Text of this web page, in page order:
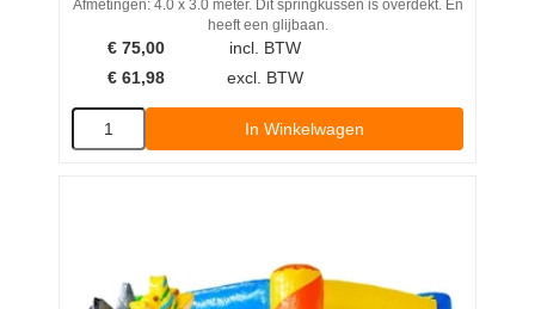
Afmetingen: 4.0 x 3.0 meter. Dit springkussen is overdekt. En
heeft een glijbaan.
€ 75,00
incl. BTW
€ 61,98 excl. BTW
In Winkelwagen